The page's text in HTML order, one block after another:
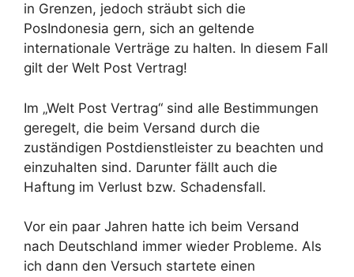
in Grenzen, jedoch sträubt sich die
PosIndonesia gern, sich an geltende
internationale Verträge zu halten. In diesem Fall
gilt der Welt Post Vertrag!
Im „Welt Post Vertrag“ sind alle Bestimmungen
geregelt, die beim Versand durch die
zuständigen Postdienstleister zu beachten und
einzuhalten sind. Darunter fällt auch die
Haftung im Verlust bzw. Schadensfall.
Vor ein paar Jahren hatte ich beim Versand
nach Deutschland immer wieder Probleme. Als
ich dann den Versuch startete einen